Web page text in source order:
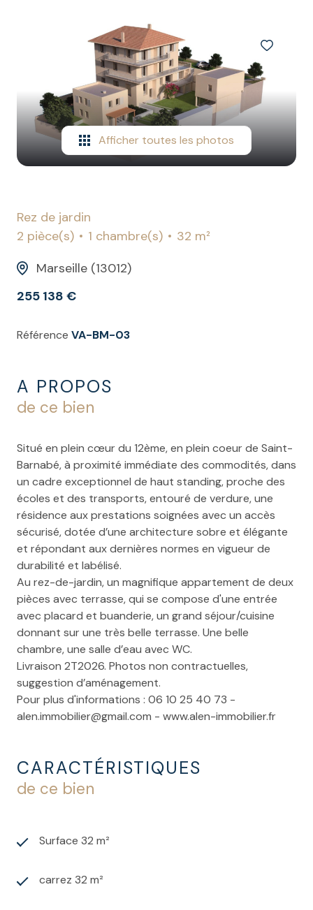
Afficher toutes les photos
Rez de jardin
2 pièce(s)
1 chambre(s)
32 m²
Marseille (13012)
255 138 €
Référence VA-BM-03
A PROPOS
de ce bien
Situé en plein cœur du 12ème, en plein coeur de Saint-
Barnabé, à proximité immédiate des commodités, dans
un cadre exceptionnel de haut standing, proche des
écoles et des transports, entouré de verdure, une
résidence aux prestations soignées avec un accès
sécurisé, dotée d’une architecture sobre et élégante
et répondant aux dernières normes en vigueur de
durabilité et labélisé.
Au rez-de-jardin, un magnifique appartement de deux
pièces avec terrasse, qui se compose d'une entrée
avec placard et buanderie, un grand séjour/cuisine
donnant sur une très belle terrasse. Une belle
chambre, une salle d’eau avec WC.
Livraison 2T2026. Photos non contractuelles,
suggestion d’aménagement.
Pour plus d'informations : 06 10 25 40 73 -
alen.immobilier@gmail.com - www.alen-immobilier.fr
CARACTÉRISTIQUES
de ce bien
Surface 32 m²
carrez 32 m²